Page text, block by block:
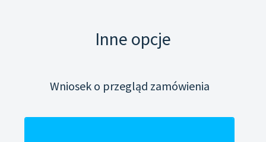
Inne opcje
Wniosek o przegląd zamówienia